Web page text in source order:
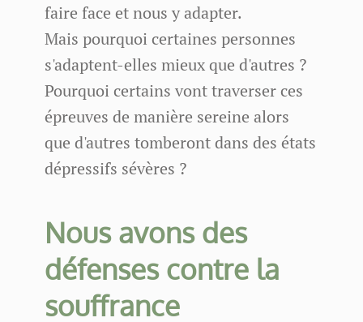
faire face et nous y adapter.
Mais pourquoi certaines personnes
s'adaptent-elles mieux que d'autres ?
Pourquoi certains vont traverser ces
épreuves de manière sereine alors
que d'autres tomberont dans des états
dépressifs sévères ?
Nous avons des
défenses contre la
souffrance